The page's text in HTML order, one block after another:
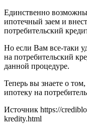
Единственно
ипотечный заем и
потребительский
Но если Вам все-таки
на потребительский
данной процедуре.
Теперь вы знаете о
ипотеку на
Источник https://
kredity.html